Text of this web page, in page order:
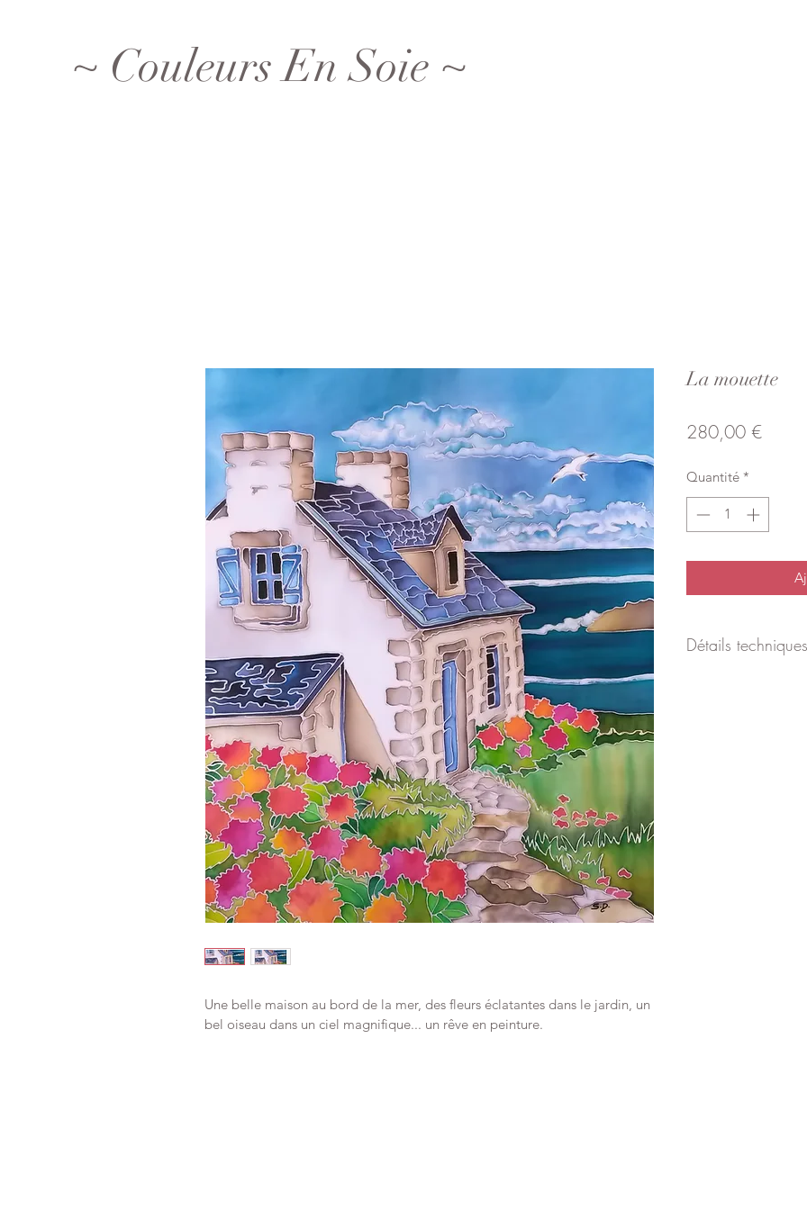
~ Couleurs En Soie ~
Une belle maison au bord de la mer, des fleurs éclatantes dans le jardin, un
bel oiseau dans un ciel magnifique... un rêve en peinture.
La mouette
280,00 €Prix
Quantité *
Détails techniques